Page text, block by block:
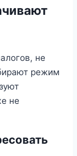
не
режим
не